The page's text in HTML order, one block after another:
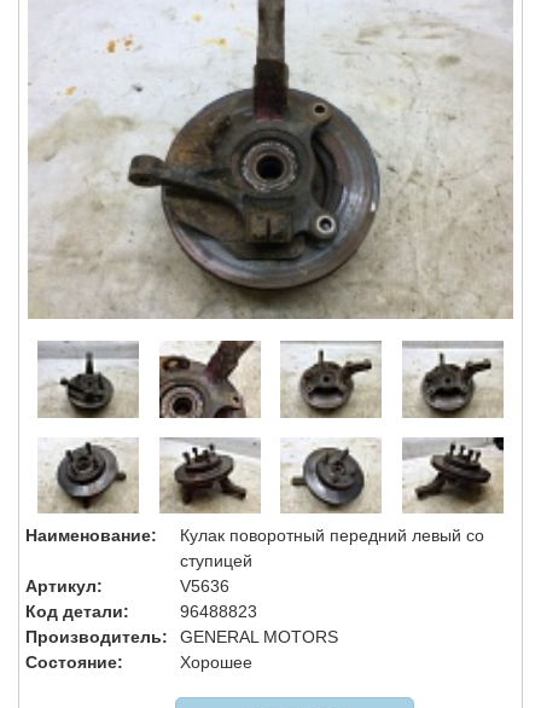
Наименование:
Кулак поворотный передний левый со
ступицей
Артикул:
V5636
Код детали:
96488823
Производитель:
GENERAL MOTORS
Состояние:
Хорошее